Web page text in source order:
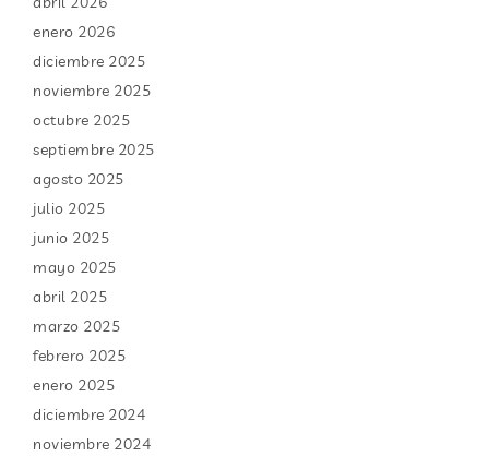
enero 2026
diciembre 2025
noviembre 2025
octubre 2025
septiembre 2025
agosto 2025
julio 2025
junio 2025
mayo 2025
abril 2025
marzo 2025
febrero 2025
enero 2025
diciembre 2024
noviembre 2024